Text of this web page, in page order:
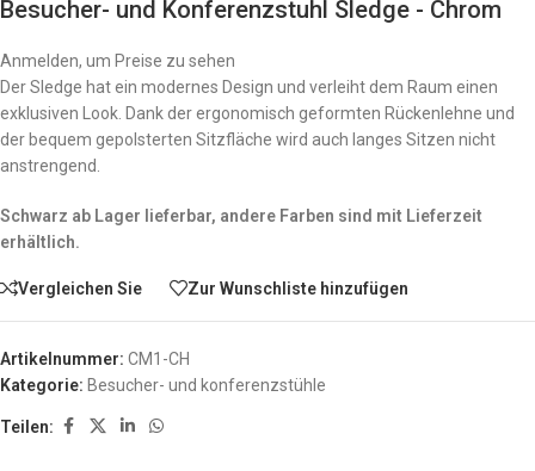
Besucher- und Konferenzstuhl Sledge - Chrom
Anmelden, um Preise zu sehen
Der Sledge hat ein modernes Design und verleiht dem Raum einen
exklusiven Look. Dank der ergonomisch geformten Rückenlehne und
der bequem gepolsterten Sitzfläche wird auch langes Sitzen nicht
anstrengend.
Schwarz ab Lager lieferbar, andere Farben sind mit Lieferzeit
erhältlich.
Vergleichen Sie Zur Wunschliste hinzufügen
Artikelnummer: CM1-CH
Kategorie: Besucher- und konferenzstühle
Teilen: